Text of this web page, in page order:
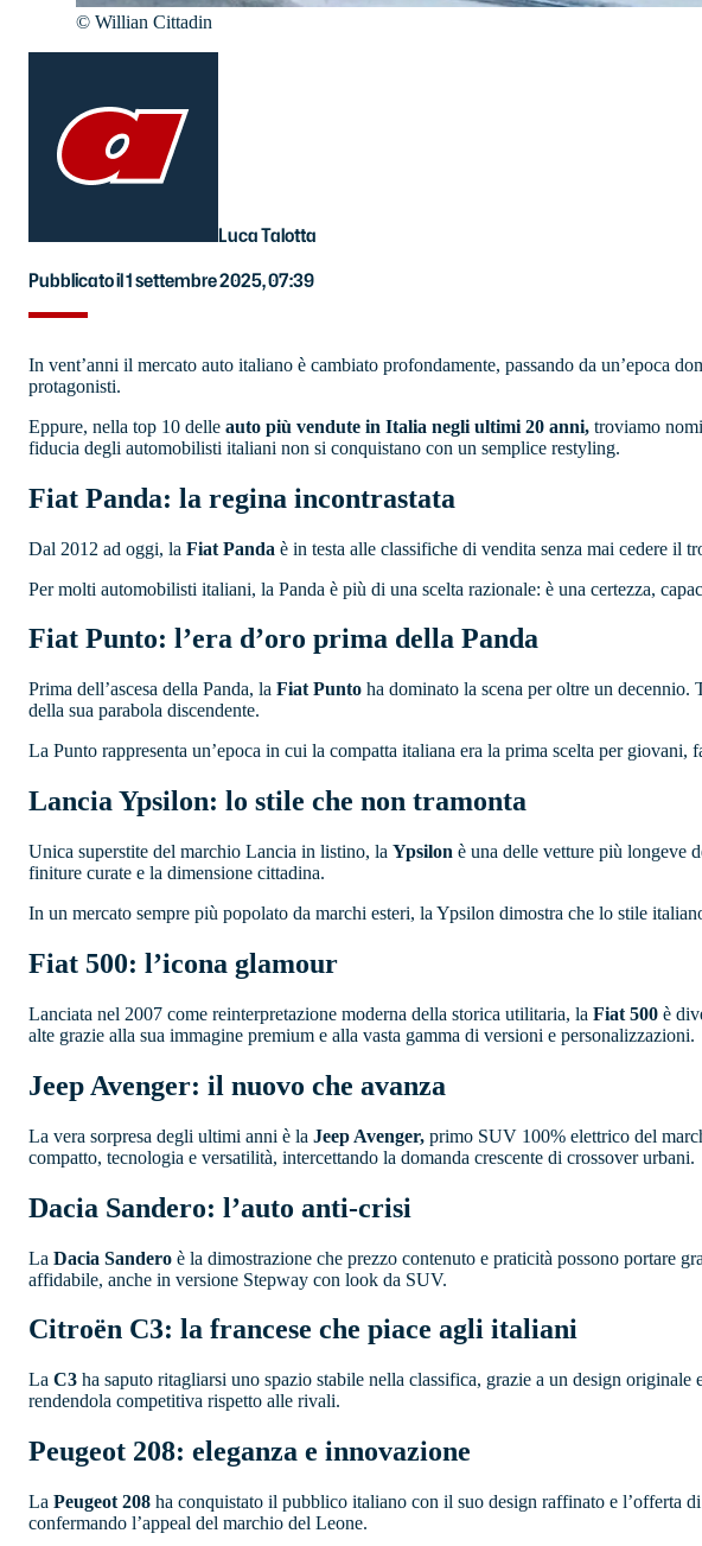
© Willian Cittadin
Luca Talotta
Pubblicato il 1 settembre 2025, 07:39
In vent’anni il mercato auto italiano è cambiato profondamente, passando da un’epoca
protagonisti.
Eppure, nella top 10 delle auto più vendute in Italia negli ultimi 20 anni, troviamo
fiducia degli automobilisti italiani non si conquistano con un semplice restyling.
Fiat Panda: la regina incontrastata
Dal 2012 ad oggi, la Fiat Panda è in testa alle classifiche di vendita senza mai cedere il
Per molti automobilisti italiani, la Panda è più di una scelta razionale: è una certezza,
Fiat Punto: l’era d’oro prima della Panda
Prima dell’ascesa della Panda, la Fiat Punto ha dominato la scena per oltre un
della sua parabola discendente.
La Punto rappresenta un’epoca in cui la compatta italiana era la prima scelta per giovani,
Lancia Ypsilon: lo stile che non tramonta
Unica superstite del marchio Lancia in listino, la Ypsilon è una delle vetture più longeve
finiture curate e la dimensione cittadina.
In un mercato sempre più popolato da marchi esteri, la Ypsilon dimostra che lo stile
Fiat 500: l’icona glamour
Lanciata nel 2007 come reinterpretazione moderna della storica utilitaria, la Fiat 500 è
alte grazie alla sua immagine premium e alla vasta gamma di versioni e personalizzazioni.
Jeep Avenger: il nuovo che avanza
La vera sorpresa degli ultimi anni è la Jeep Avenger, primo SUV 100% elettrico del
compatto, tecnologia e versatilità, intercettando la domanda crescente di crossover urbani.
Dacia Sandero: l’auto anti-crisi
La Dacia Sandero è la dimostrazione che prezzo contenuto e praticità possono portare
affidabile, anche in versione Stepway con look da SUV.
Citroën C3: la francese che piace agli italiani
La C3 ha saputo ritagliarsi uno spazio stabile nella classifica, grazie a un design
rendendola competitiva rispetto alle rivali.
Peugeot 208: eleganza e innovazione
La Peugeot 208 ha conquistato il pubblico italiano con il suo design raffinato e l’offerta
confermando l’appeal del marchio del Leone.